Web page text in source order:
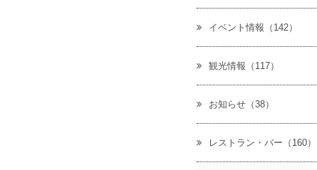
イベント情報（142）
観光情報（117）
お知らせ（38）
レストラン・バー（160）